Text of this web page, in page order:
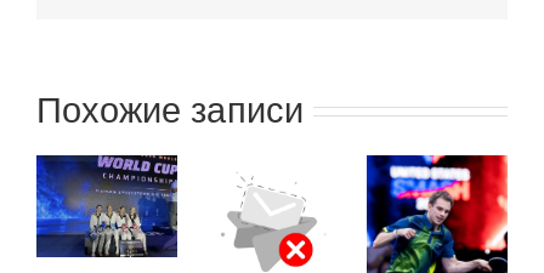
Похожие записи